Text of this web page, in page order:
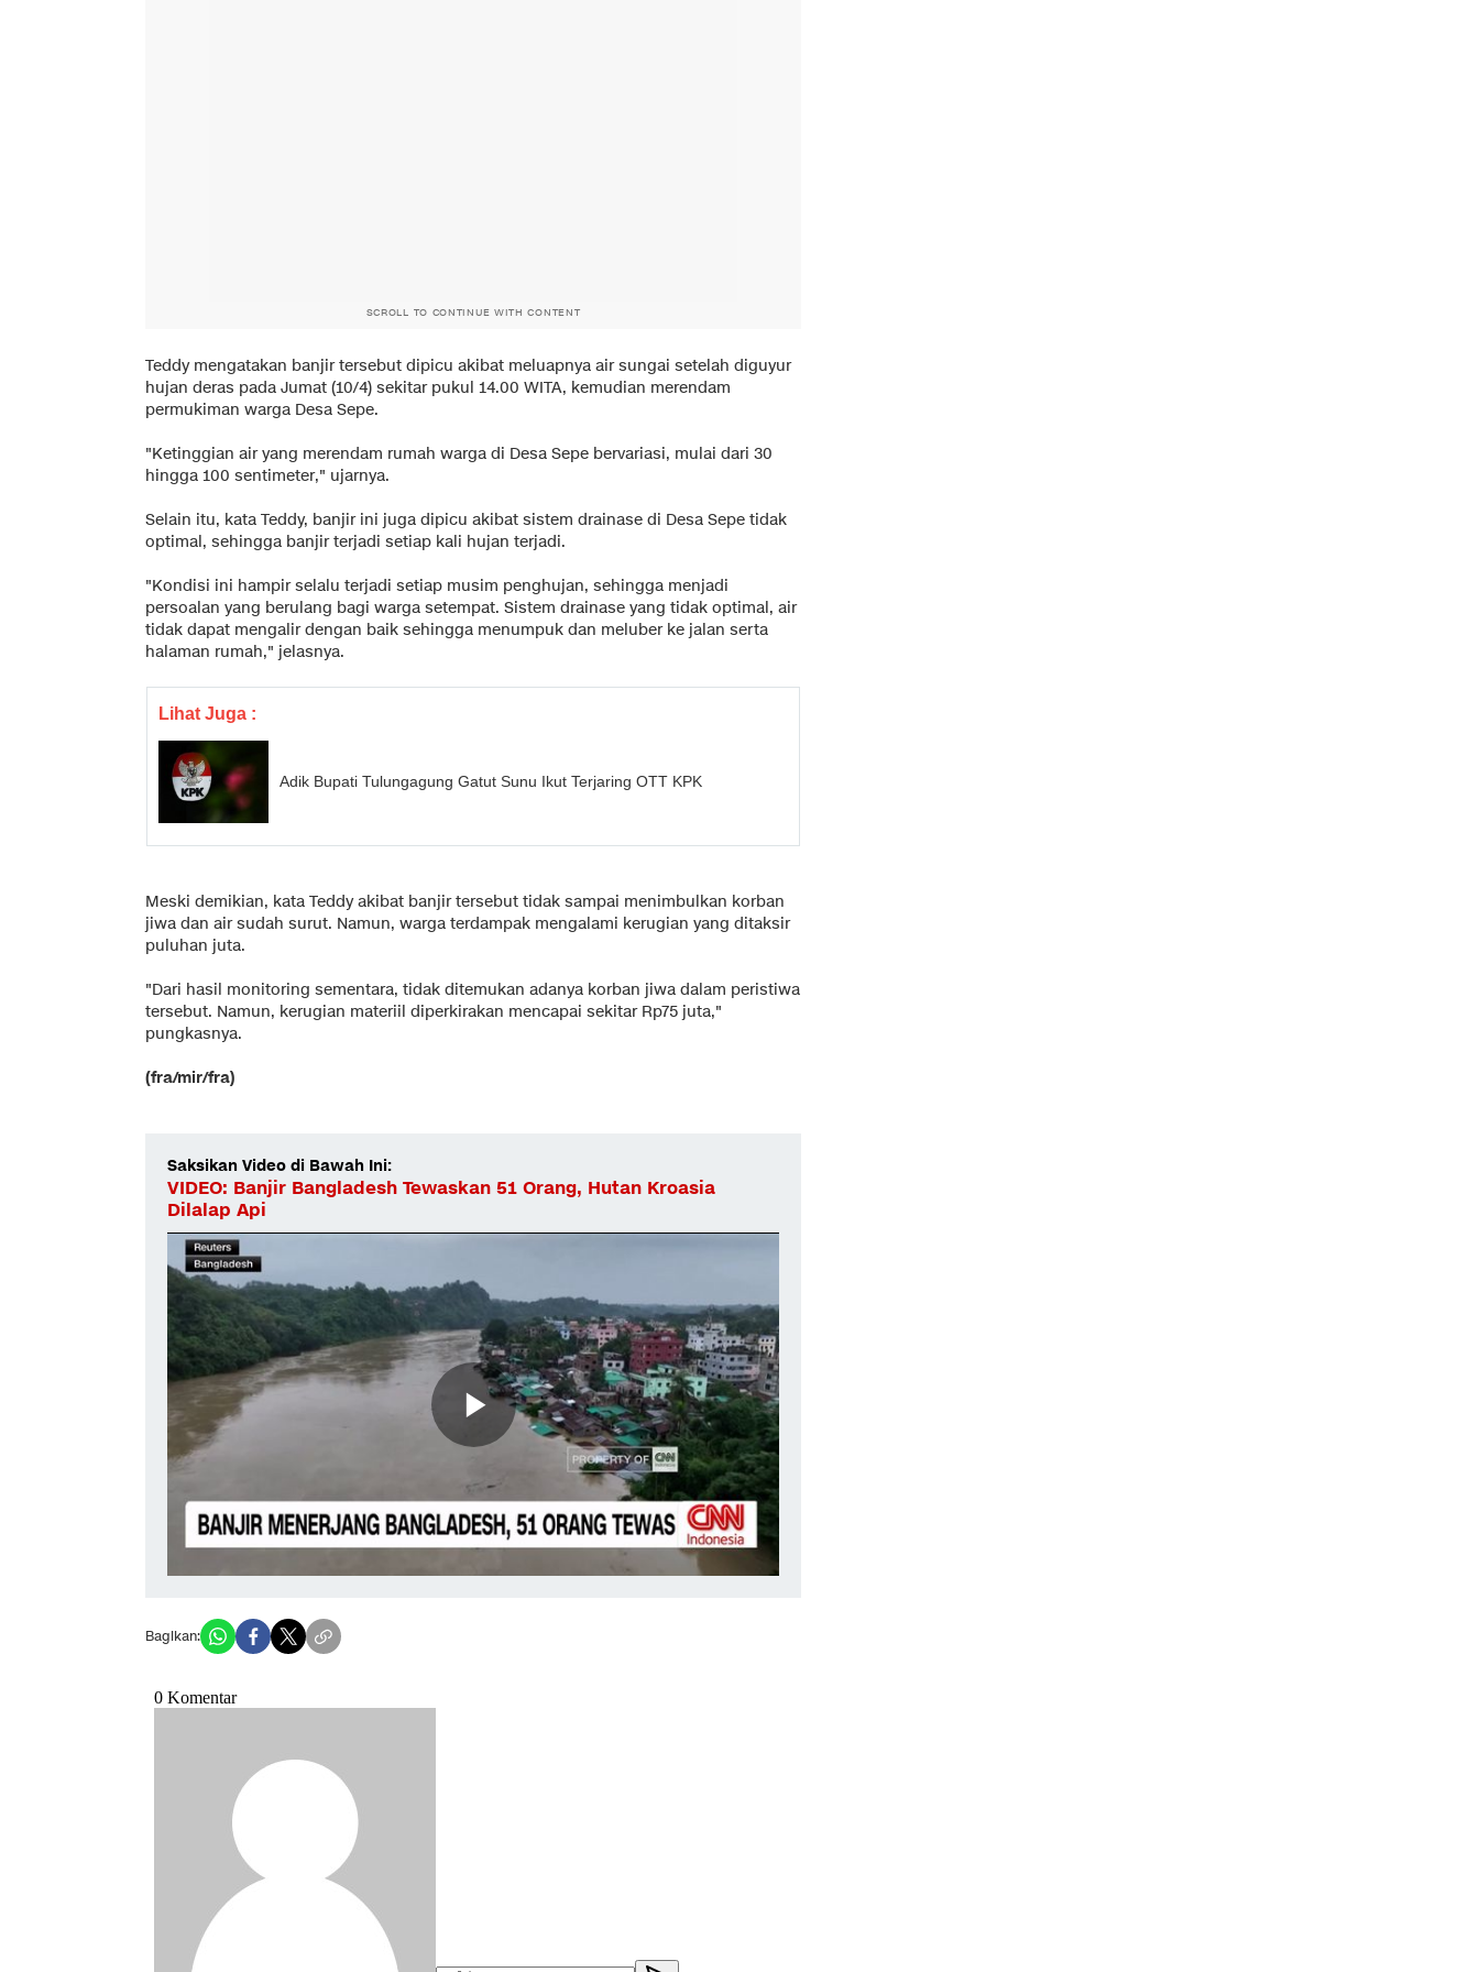
SCROLL TO CONTINUE WITH CONTENT
Teddy mengatakan banjir tersebut dipicu akibat meluapnya air sungai setelah diguyur
hujan deras pada Jumat (10/4) sekitar pukul 14.00 WITA, kemudian merendam
permukiman warga Desa Sepe.
"Ketinggian air yang merendam rumah warga di Desa Sepe bervariasi, mulai dari 30
hingga 100 sentimeter," ujarnya.
Selain itu, kata Teddy, banjir ini juga dipicu akibat sistem drainase di Desa Sepe tidak
optimal, sehingga banjir terjadi setiap kali hujan terjadi.
"Kondisi ini hampir selalu terjadi setiap musim penghujan, sehingga menjadi
persoalan yang berulang bagi warga setempat. Sistem drainase yang tidak optimal, air
tidak dapat mengalir dengan baik sehingga menumpuk dan meluber ke jalan serta
halaman rumah," jelasnya.
Lihat Juga :
Adik Bupati Tulungagung Gatut Sunu Ikut Terjaring OTT KPK
Meski demikian, kata Teddy akibat banjir tersebut tidak sampai menimbulkan korban
jiwa dan air sudah surut. Namun, warga terdampak mengalami kerugian yang ditaksir
puluhan juta.
"Dari hasil monitoring sementara, tidak ditemukan adanya korban jiwa dalam peristiwa
tersebut. Namun, kerugian materiil diperkirakan mencapai sekitar Rp75 juta,"
pungkasnya.
(fra/mir/fra)
Saksikan Video di Bawah Ini:
VIDEO: Banjir Bangladesh Tewaskan 51 Orang, Hutan Kroasia
Dilalap Api
Bagikan: